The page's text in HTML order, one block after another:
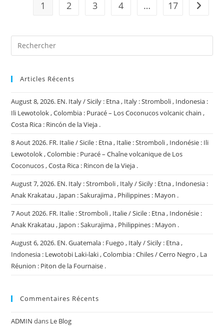
Laki
La
Piton
:
Lascar
,
Colombie
:
–
Chaîne
Volcanique
Los
Coconucos
Archipel
Vanuatu
Ambae
.
1 2 3 4 … 17 Aller à
Articles Récents
August 8, 2026. EN. Italy / Sicily : Etna , Italy : Stromboli , Indonesia :
Ili Lewotolok , Colombia : Puracé – Los Coconucos volcanic chain ,
Costa Rica : Rincón de la Vieja .
8 Aout 2026. FR. Italie / Sicile : Etna , Italie : Stromboli , Indonésie : Ili
Lewotolok , Colombie : Puracé – Chaîne volcanique de Los
Coconucos , Costa Rica : Rincon de la Vieja .
August 7, 2026. EN. Italy : Stromboli , Italy / Sicily : Etna , Indonesia :
Anak Krakatau , Japan : Sakurajima , Philippines : Mayon .
7 Aout 2026. FR. Italie : Stromboli , Italie / Sicile : Etna , Indonésie :
Anak Krakatau , Japon : Sakurajima , Philippines : Mayon .
August 6, 2026. EN. Guatemala : Fuego , Italy / Sicily : Etna ,
Indonesia : Lewotobi Laki-laki , Colombia : Chiles / Cerro Negro , La
Réunion : Piton de la Fournaise .
Commentaires Récents
ADMIN dans Le Blog